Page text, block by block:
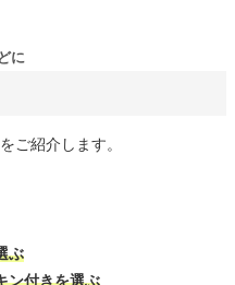
に
ご紹介します。
ぶ
ン付きを選ぶ